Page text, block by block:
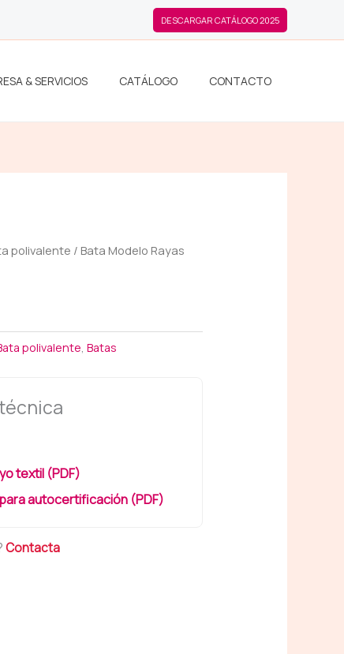
DESCARGAR CATÁLOGO 2025
& SERVICIOS CATÁLOGO CONTACTO
polivalente / Bata Modelo Rayas
polivalente,Batas
textil (PDF)
autocertificación (PDF)
Contacta